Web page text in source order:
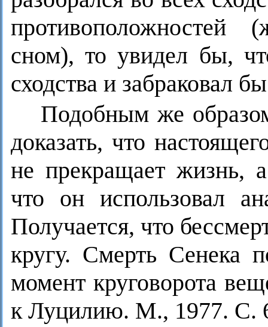
противоположностей
сном), то увидел бы,
сходства и забраковал
Подобным же
доказать, что
не прекращает жизнь,
что он использовал
Получается, что
кругу. Смерть Сенека
момент круговорота
к Луцилию. М., 1977.